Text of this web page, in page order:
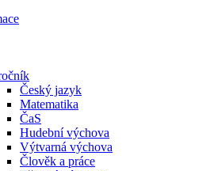
Český jazyk
Matematika
ČaS
Hudební výchova
Výtvarná výchova
Člověk a práce